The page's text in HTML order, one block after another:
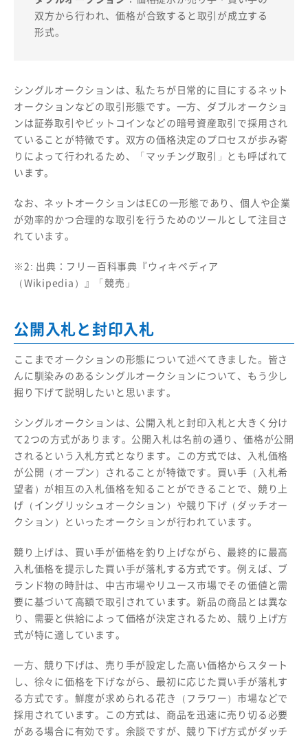
双方から行われ、価格が合致すると取引が成立する
形式。
シングルオークションは、私たちが日常的に目にするネット
オークションなどの取引形態です。一方、ダブルオークショ
ンは証券取引やビットコインなどの暗号資産取引で採用され
ていることが特徴です。双方の価格決定のプロセスが歩み寄
りによって行われるため、「マッチング取引」とも呼ばれて
います。
なお、ネットオークションはECの一形態であり、個人や企業
が効率的かつ合理的な取引を行うためのツールとして注目さ
れています。
※2: 出典：フリー百科事典『ウィキペディア
（Wikipedia）』「競売」
公開入札と封印入札
ここまでオークションの形態について述べてきました。皆さ
んに馴染みのあるシングルオークションについて、もう少し
掘り下げて説明したいと思います。
シングルオークションは、公開入札と封印入札と大きく分け
て2つの方式があります。公開入札は名前の通り、価格が公開
されるという入札方式となります。この方式では、入札価格
が公開（オープン）されることが特徴です。買い手（入札希
望者）が相互の入札価格を知ることができることで、競り上
げ（イングリッシュオークション）や競り下げ（ダッチオー
クション）といったオークションが行われています。
競り上げは、買い手が価格を釣り上げながら、最終的に最高
入札価格を提示した買い手が落札する方式です。例えば、ブ
ランド物の時計は、中古市場やリユース市場でその価値と需
要に基づいて高額で取引されています。新品の商品とは異な
り、需要と供給によって価格が決定されるため、競り上げ方
式が特に適しています。
一方、競り下げは、売り手が設定した高い価格からスタート
し、徐々に価格を下げながら、最初に応じた買い手が落札す
る方式です。鮮度が求められる花き（フラワー）市場などで
採用されています。この方式は、商品を迅速に売り切る必要
がある場合に有効です。余談ですが、競り下げ方式がダッチ